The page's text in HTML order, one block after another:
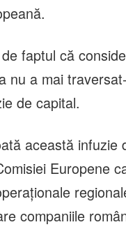
faptul că
nu a mai
de capital.
această
Europene
companiile